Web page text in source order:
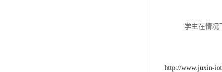
学生在情况
http://www.juxin-